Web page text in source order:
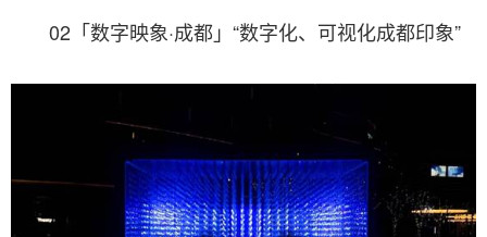
02「数字映象·成都」“数字化、可视化成都印象”